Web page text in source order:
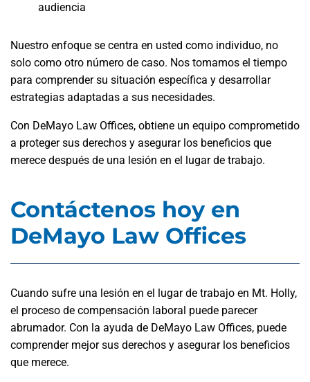
audiencia
Nuestro enfoque se centra en usted como individuo, no
solo como otro número de caso. Nos tomamos el tiempo
para comprender su situación específica y desarrollar
estrategias adaptadas a sus necesidades.
Con DeMayo Law Offices, obtiene un equipo comprometido
a proteger sus derechos y asegurar los beneficios que
merece después de una lesión en el lugar de trabajo.
Contáctenos hoy en
DeMayo Law Offices
Cuando sufre una lesión en el lugar de trabajo en Mt. Holly,
el proceso de compensación laboral puede parecer
abrumador. Con la ayuda de DeMayo Law Offices, puede
comprender mejor sus derechos y asegurar los beneficios
que merece.